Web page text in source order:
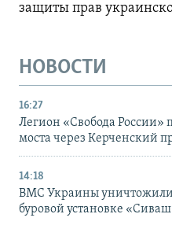
защиты прав
НОВОСТИ
16:27
Легион «Свобода России»
моста через Керченский
14:18
ВМС Украины уничтожили
буровой установке